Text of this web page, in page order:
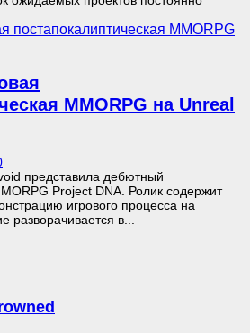
MMORPG на Unreal
представила дебютный
Project DNA. Ролик содержит
игрового процесса на
разворачивается в...